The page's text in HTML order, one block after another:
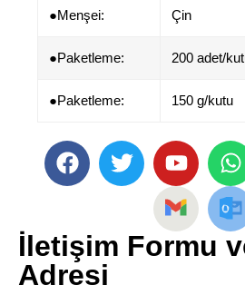
●​Menşei: Çin
●Paketleme: 200 adet/
●Paketleme: 150 g/kutu
İletişim Formu
Adresi